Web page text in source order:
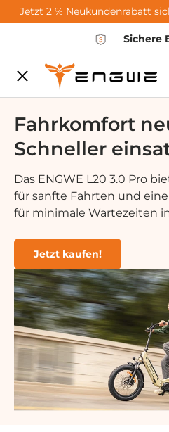
Saltar al contenido
Jetzt 2 % Neukundenrabatt
Sichere
Menú
City-Sale
E-Bikes
Zubehör
Community
Support
Fahrkomfort
Schneller
Das ENGWE L20 3.0 Pro
für sanfte Fahrten und
für minimale Wartezeiten
Jetzt kaufen!